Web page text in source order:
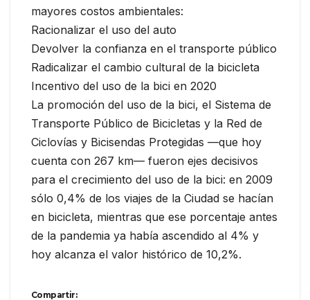
mayores costos ambientales:
Racionalizar el uso del auto
Devolver la confianza en el transporte público
Radicalizar el cambio cultural de la bicicleta
Incentivo del uso de la bici en 2020
La promoción del uso de la bici, el Sistema de
Transporte Público de Bicicletas y la Red de
Ciclovías y Bicisendas Protegidas —que hoy
cuenta con 267 km— fueron ejes decisivos
para el crecimiento del uso de la bici: en 2009
sólo 0,4% de los viajes de la Ciudad se hacían
en bicicleta, mientras que ese porcentaje antes
de la pandemia ya había ascendido al 4% y
hoy alcanza el valor histórico de 10,2%.
Compartir: